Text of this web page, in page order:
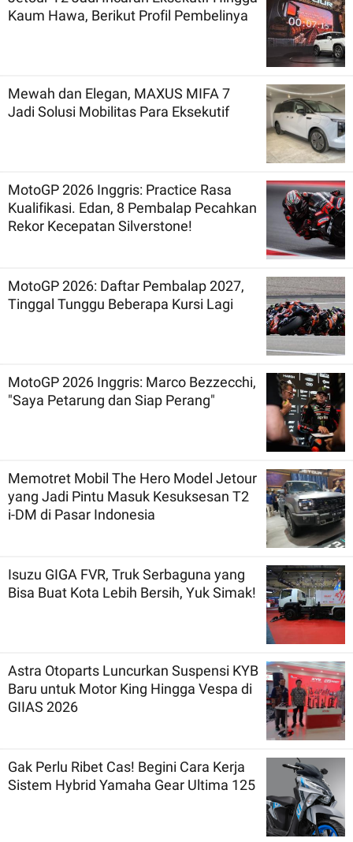
Kaum Hawa, Berikut Profil Pembelinya
Mewah dan Elegan, MAXUS MIFA 7
Jadi Solusi Mobilitas Para Eksekutif
MotoGP 2026 Inggris: Practice Rasa
Kualifikasi. Edan, 8 Pembalap Pecahkan
Rekor Kecepatan Silverstone!
MotoGP 2026: Daftar Pembalap 2027,
Tinggal Tunggu Beberapa Kursi Lagi
MotoGP 2026 Inggris: Marco Bezzecchi,
"Saya Petarung dan Siap Perang"
Memotret Mobil The Hero Model Jetour
yang Jadi Pintu Masuk Kesuksesan T2
i-DM di Pasar Indonesia
Isuzu GIGA FVR, Truk Serbaguna yang
Bisa Buat Kota Lebih Bersih, Yuk Simak!
Astra Otoparts Luncurkan Suspensi KYB
Baru untuk Motor King Hingga Vespa di
GIIAS 2026
Gak Perlu Ribet Cas! Begini Cara Kerja
Sistem Hybrid Yamaha Gear Ultima 125